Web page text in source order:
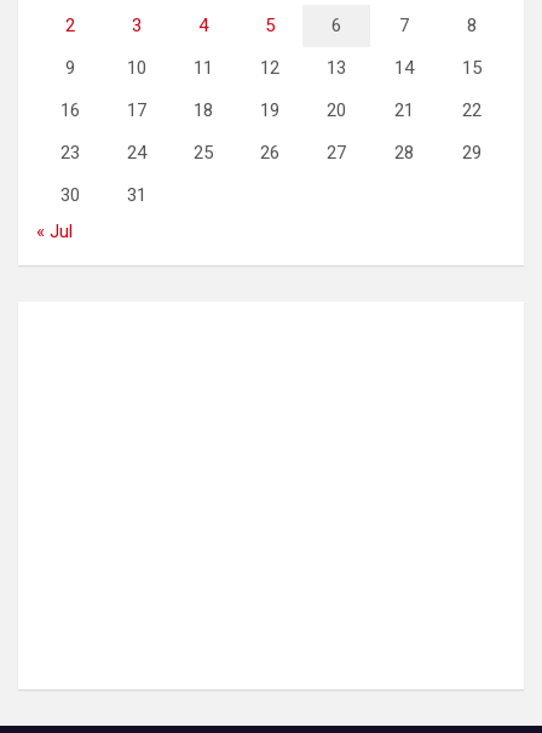
2
3 4 5 6 7
8
9
10 11 12 13 14
15
16
17 18 19 20 21
22
23
24 25 26 27 28
29
30
31
« Jul